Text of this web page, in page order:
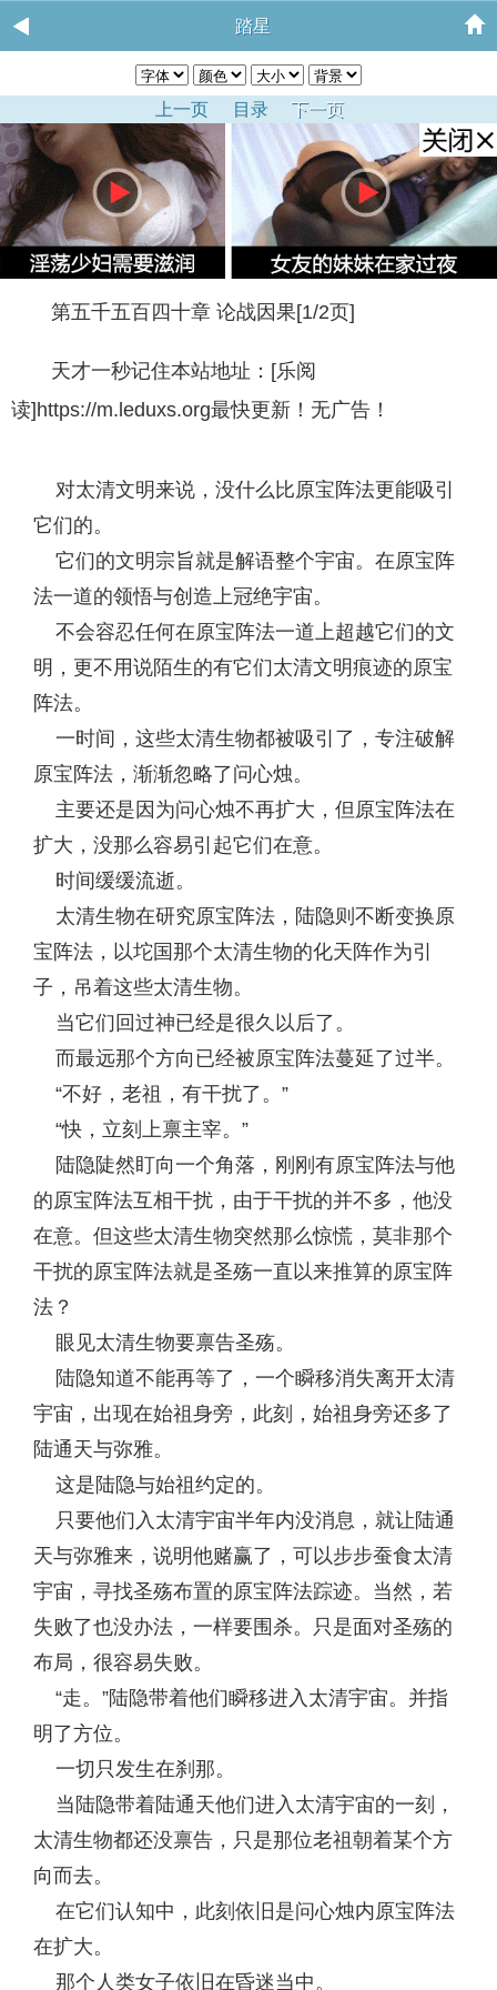
踏星
上一页 目录 下一页
第五千五百四十章 论战因果[1/2页]
天才一秒记住本站地址：[乐阅
读]https://m.leduxs.org最快更新！无广告！
对太清文明来说，没什么比原宝阵法更能吸引
它们的。
它们的文明宗旨就是解语整个宇宙。在原宝阵
法一道的领悟与创造上冠绝宇宙。
不会容忍任何在原宝阵法一道上超越它们的文
明，更不用说陌生的有它们太清文明痕迹的原宝
阵法。
一时间，这些太清生物都被吸引了，专注破解
原宝阵法，渐渐忽略了问心烛。
主要还是因为问心烛不再扩大，但原宝阵法在
扩大，没那么容易引起它们在意。
时间缓缓流逝。
太清生物在研究原宝阵法，陆隐则不断变换原
宝阵法，以坨国那个太清生物的化天阵作为引
子，吊着这些太清生物。
当它们回过神已经是很久以后了。
而最远那个方向已经被原宝阵法蔓延了过半。
“不好，老祖，有干扰了。”
“快，立刻上禀主宰。”
陆隐陡然盯向一个角落，刚刚有原宝阵法与他
的原宝阵法互相干扰，由于干扰的并不多，他没
在意。但这些太清生物突然那么惊慌，莫非那个
干扰的原宝阵法就是圣殇一直以来推算的原宝阵
法？
眼见太清生物要禀告圣殇。
陆隐知道不能再等了，一个瞬移消失离开太清
宇宙，出现在始祖身旁，此刻，始祖身旁还多了
陆通天与弥雅。
这是陆隐与始祖约定的。
只要他们入太清宇宙半年内没消息，就让陆通
天与弥雅来，说明他赌赢了，可以步步蚕食太清
宇宙，寻找圣殇布置的原宝阵法踪迹。当然，若
失败了也没办法，一样要围杀。只是面对圣殇的
布局，很容易失败。
“走。”陆隐带着他们瞬移进入太清宇宙。并指
明了方位。
一切只发生在刹那。
当陆隐带着陆通天他们进入太清宇宙的一刻，
太清生物都还没禀告，只是那位老祖朝着某个方
向而去。
在它们认知中，此刻依旧是问心烛内原宝阵法
在扩大。
那个人类女子依旧在昏迷当中。